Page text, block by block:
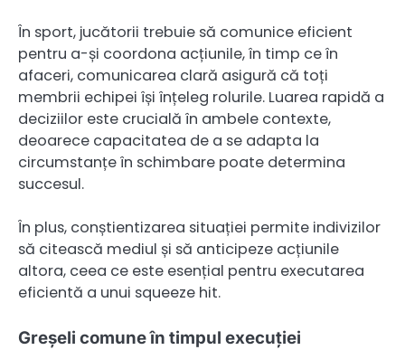
În sport, jucătorii trebuie să comunice eficient
pentru a-și coordona acțiunile, în timp ce în
afaceri, comunicarea clară asigură că toți
membrii echipei își înțeleg rolurile. Luarea rapidă a
deciziilor este crucială în ambele contexte,
deoarece capacitatea de a se adapta la
circumstanțe în schimbare poate determina
succesul.
În plus, conștientizarea situației permite indivizilor
să citească mediul și să anticipeze acțiunile
altora, ceea ce este esențial pentru executarea
eficientă a unui squeeze hit.
Greșeli comune în timpul execuției